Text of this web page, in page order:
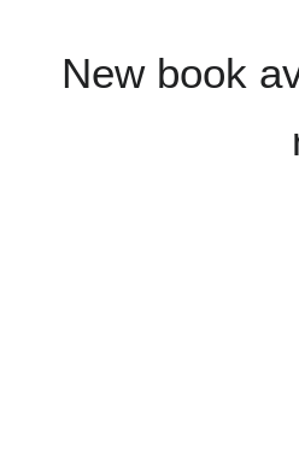
New book